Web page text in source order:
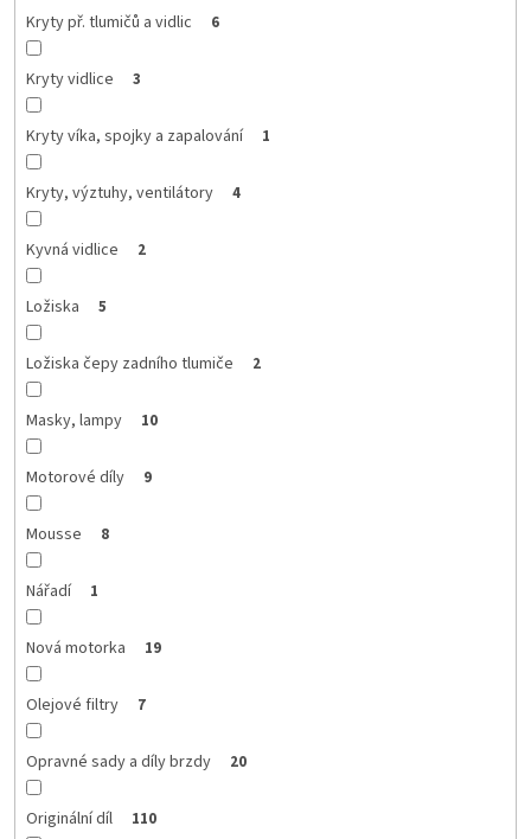
Kryty př. tlumičů a vidlic 6
Kryty vidlice 3
Kryty víka, spojky a zapalování 1
Kryty, výztuhy, ventilátory 4
Kyvná vidlice 2
Ložiska 5
Ložiska čepy zadního tlumiče 2
Masky, lampy 10
Motorové díly 9
Mousse 8
Nářadí 1
Nová motorka 19
Olejové filtry 7
Opravné sady a díly brzdy 20
Originální díl 110